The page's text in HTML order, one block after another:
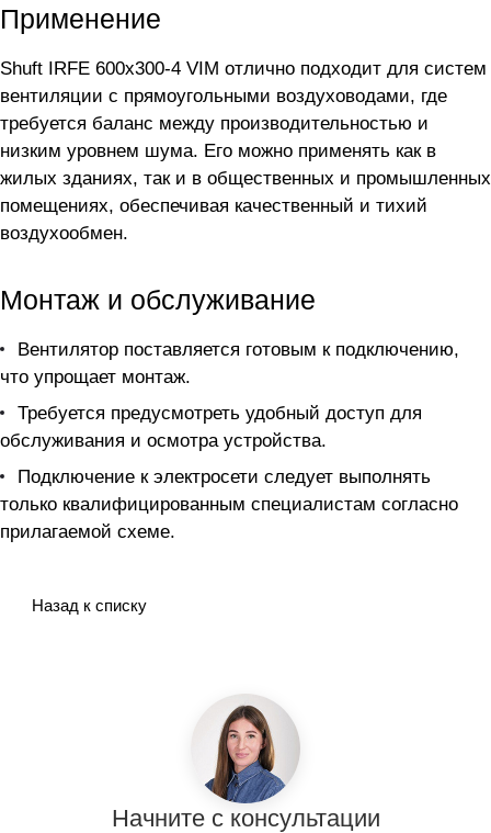
Применение
Shuft IRFE 600х300-4 VIM отлично подходит для систем
вентиляции с прямоугольными воздуховодами, где
требуется баланс между производительностью и
низким уровнем шума. Его можно применять как в
жилых зданиях, так и в общественных и промышленных
помещениях, обеспечивая качественный и тихий
воздухообмен.
Монтаж и обслуживание
Вентилятор поставляется готовым к подключению,
что упрощает монтаж.
Требуется предусмотреть удобный доступ для
обслуживания и осмотра устройства.
Подключение к электросети следует выполнять
только квалифицированным специалистам согласно
прилагаемой схеме.
Назад к списку
Начните с консультации